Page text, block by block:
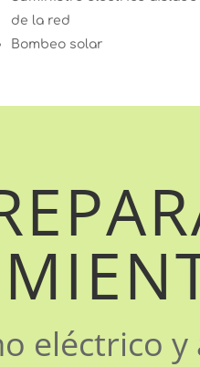
de la red
Bombeo solar
eléctrico